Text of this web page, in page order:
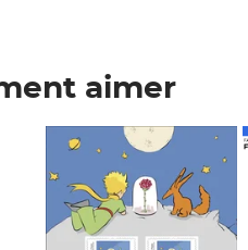
aimer
Prix 7,50€